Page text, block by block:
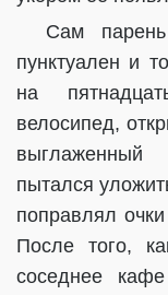
Сам
пунктуален и
на
велосипед,
пытался
поправлял
После того,
соседнее